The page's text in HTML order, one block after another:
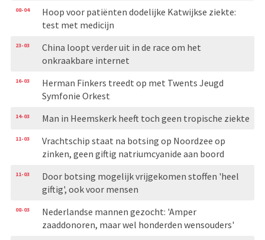
08-04
Hoop voor patiënten dodelijke Katwijkse ziekte:
test met medicijn
23-03
China loopt verder uit in de race om het
onkraakbare internet
16-03
Herman Finkers treedt op met Twents Jeugd
Symfonie Orkest
14-03 Man in Heemskerk heeft toch geen tropische ziekte
11-03
Vrachtschip staat na botsing op Noordzee op
zinken, geen giftig natriumcyanide aan boord
11-03
Door botsing mogelijk vrijgekomen stoffen 'heel
giftig', ook voor mensen
08-03
Nederlandse mannen gezocht: 'Amper
zaaddonoren, maar wel honderden wensouders'